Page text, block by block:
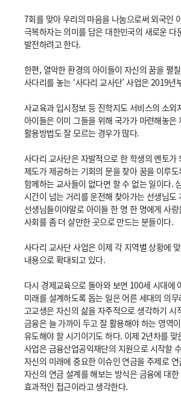
7회를 맞아 우리의 마음을 나눔으로써 외국인
극복하자는 의미를 담은 대한민국의 새로운 다
발전하려고 한다.
한편, 열악한 환경의 아이들이 자신의 꿈을 펼
사다리를 놓는 ‘사다리 교사단’ 사업은 2019년
사교육과 입시정보 등 진학지도 서비스의 소외
아이들은 이미 그들을 위해 국가가 마련해놓은
활용방법도 잘 모르는 경우가 많다.
사다리 교사단은 자발적으로 한 학생의 멘토가
제도가 제공하는 기회의 문을 찾아 꿈을 이루
함께하는 교사들이 없다면 할 수 없는 일이다.
시간이 넘는 거리를 운전해 찾아가는 선생님도
선생님들이야말로 아이들 한 명 한 명에게 사
사회를 좀 더 살만한 곳으로 만드는 분들이다.
사다리 교사단 사업은 이제 각 지역별 상황에
내용으로 확대되고 있다.
다시 경제교육으로 돌아와 보면 100세 시대에
미래를 설계하도록 돕는 일은 어른 세대의 의
고교생은 자신의 삶을 자주적으로 생각하기 시
금융은 늘 가까이 두고 잘 활용해야 하는 영역
유도해야 할 시기이기도 하다. 이제 2년차를 맞
사업은 금융산업공익재단의 지원으로 시작할
자신의 미래에 중요한 이슈인 연금을 주제로
자신의 연금 설계를 해보는 방식은 금융에 대
효과적인 접근이라고 생각한다.